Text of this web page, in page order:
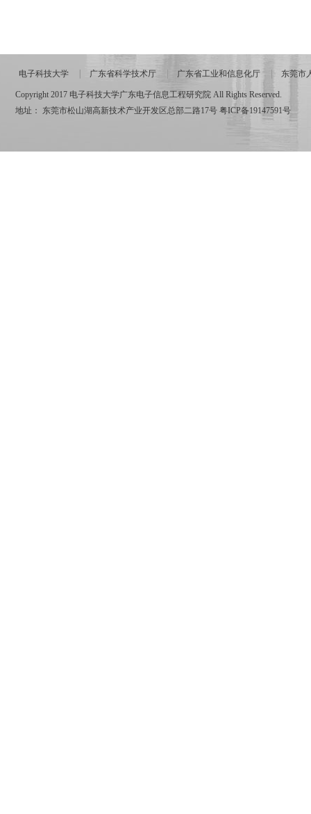
电子科技大学 广东省科学技术厅 广东省工业和信息化厅 东莞市
Copyright 2017 电子科技大学广东电子信息工程研究院 All Rights Reserved.
地址： 东莞市松山湖高新技术产业开发区总部二路17号 粤ICP备19147591号